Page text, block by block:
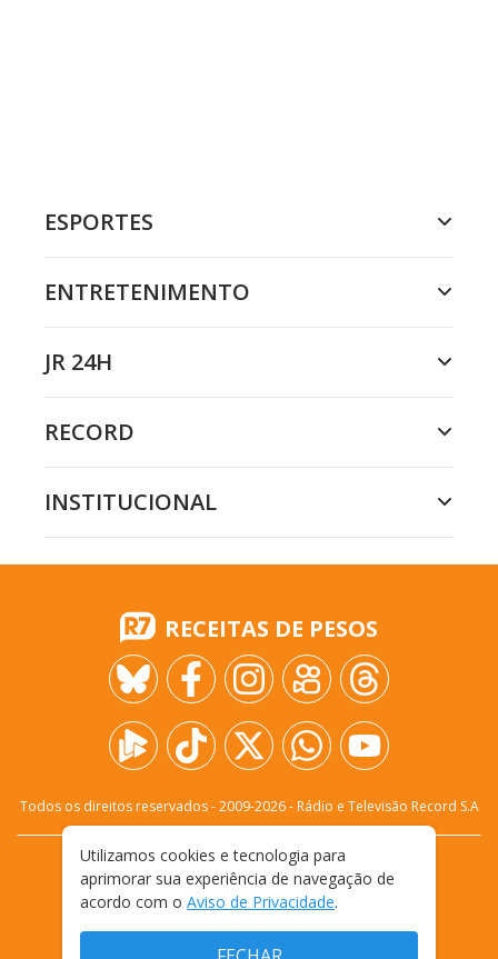
ESPORTES
ENTRETENIMENTO
JR 24H
RECORD
INSTITUCIONAL
RECEITAS DE PESOS
Todos os direitos reservados - 2009-2026- Rádio e Televisão Record S.A
FALE CONOSCO
PRIVACIDADE
TERMOS E CONDIÇÕES DE USO
Utilizamos cookies e tecnologia para
aprimorar sua experiência de navegação de
acordo com o Aviso de Privacidade.